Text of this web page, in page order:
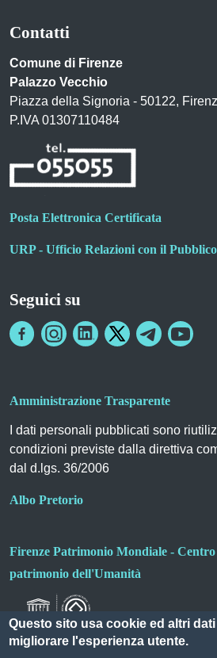
Contatti
Comune di Firenze
Palazzo Vecchio
Piazza della Signoria - 50122,
P.IVA 01307110484
Posta Elettronica Certificata
URP - Ufficio Relazioni con il Pubblico
Seguici su
Amministrazione Trasparente
I dati personali pubblicati sono
condizioni previste dalla direttiva
dal d.lgs. 36/2006
Albo Pretorio
Firenze Patrimonio Mondiale -
patrimonio dell'Umanità
Questo sito usa cookie ed altri
migliorare l'esperienza utente.